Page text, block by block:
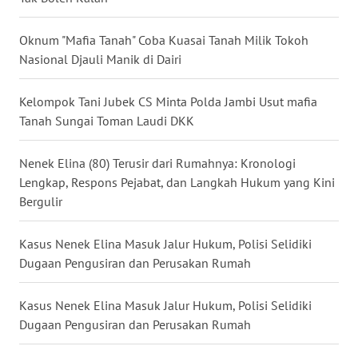
Oknum "Mafia Tanah" Coba Kuasai Tanah Milik Tokoh
Nasional Djauli Manik di Dairi
Kelompok Tani Jubek CS Minta Polda Jambi Usut mafia
Tanah Sungai Toman Laudi DKK
Nenek Elina (80) Terusir dari Rumahnya: Kronologi
Lengkap, Respons Pejabat, dan Langkah Hukum yang Kini
Bergulir
Kasus Nenek Elina Masuk Jalur Hukum, Polisi Selidiki
Dugaan Pengusiran dan Perusakan Rumah
Kasus Nenek Elina Masuk Jalur Hukum, Polisi Selidiki
Dugaan Pengusiran dan Perusakan Rumah
BABEL
WN
SUMBAR
WN
SUMSEL
WN
BENGKULU
WN
JATENG